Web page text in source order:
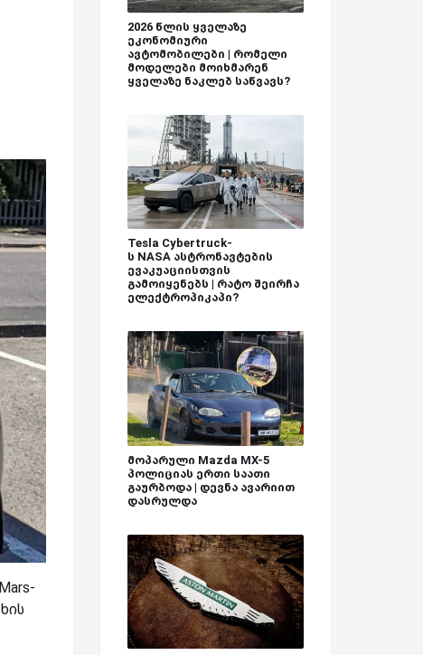
2026 წლის ყველაზე
ეკონომიური
ავტომობილები | რომელი
მოდელები მოიხმარენ
ყველაზე ნაკლებ საწვავს?
Tesla Cybertruck-
ს NASA ასტრონავტების
ევაკუაციისთვის
გამოიყენებს | რატო შეირჩა
ელექტროპიკაპი?
მოპარული Mazda MX-5
პოლიციას ერთი საათი
გაურბოდა | დევნა ავარიით
დასრულდა